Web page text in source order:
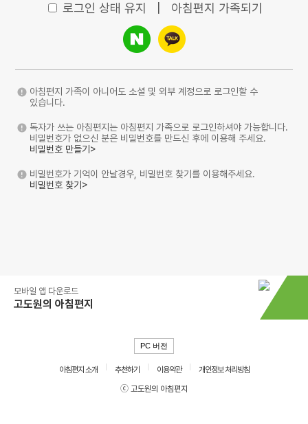
로그인 상태 유지 아침편지 가족되기
아침편지 가족이 아니어도 소셜 및 외부 계정으로 로그인할 수
있습니다.
독자가 쓰는 아침편지는 아침편지 가족으로 로그인하셔야 가능합니다.
비밀번호가 없으신 분은 비밀번호를 만드신 후에 이용해 주세요.
비밀번호 만들기>
비밀번호가 기억이 안날경우, 비밀번호 찾기를 이용해주세요.
비밀번호 찾기>
모바일 앱 다운로드
고도원의 아침편지
PC 버전
아침편지 소개 추천하기 이용약관
개인정보 처리방침
ⓒ 고도원의 아침편지